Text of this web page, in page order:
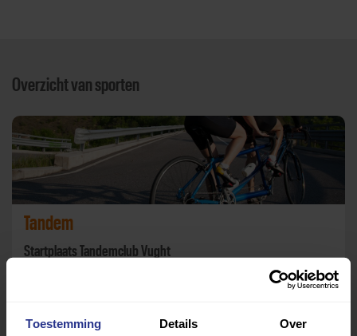
Toestemming Details Over
Overzicht van sporten
Tandem
Startplaats Tandemclub Vught